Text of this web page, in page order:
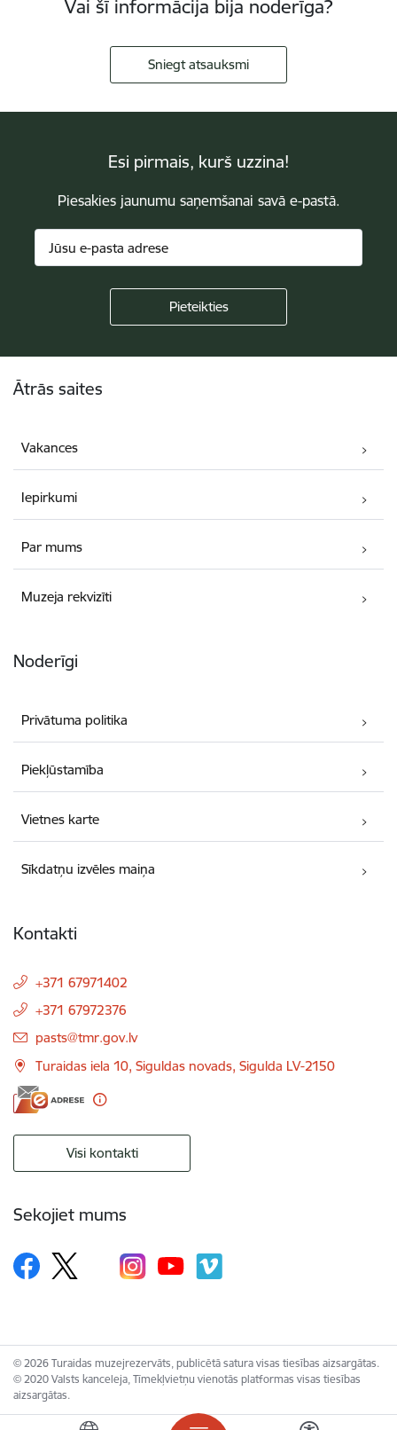
Vai šī informācija bija noderīga?
Sniegt atsauksmi
Esi pirmais, kurš uzzina!
Piesakies jaunumu saņemšanai savā e-pastā.
Ātrās saites
Vakances
Iepirkumi
Par mums
Muzeja rekvizīti
Noderīgi
Privātuma politika
Piekļūstamība
Vietnes karte
Sīkdatņu izvēles maiņa
Kontakti
+371 67971402
+371 67972376
E-pasts:
pasts@tmr.gov.lv
Turaidas iela 10, Siguldas novads, Sigulda LV-2150
Visi kontakti
Sekojiet mums
© 2026 Turaidas muzejrezervāts, publicētā satura visas tiesības aizsargātas.
© 2020 Valsts kanceleja, Tīmekļvietņu vienotās platformas visas tiesības
aizsargātas.